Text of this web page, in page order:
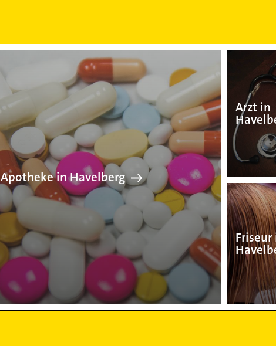
Apotheke in Havelberg
Apotheke in
Arzt in
Friseur